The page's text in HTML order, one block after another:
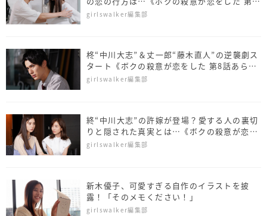
話あらすじ》
girlswalker編集部
柊“中川大志”＆丈一郎“藤木直人”の逆襲劇ス
タート《ボクの殺意が恋をした 第8話あらす
じ》
girlswalker編集部
終“中川大志”の許嫁が登場？愛する人の裏切
りと隠された真実とは…《ボクの殺意が恋を
した 第6話あらすじ》
girlswalker編集部
新木優子、可愛すぎる自作のイラストを披
露！「そのメモください！」
girlswalker編集部